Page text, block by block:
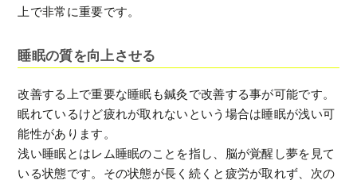
上で非常に重要です。
睡眠の質を向上させる
改善する上で重要な睡眠も鍼灸で改善する事が可能です。
眠れているけど疲れが取れないという場合は睡眠が浅い可
能性があります。
浅い睡眠とはレム睡眠のことを指し、脳が覚醒し夢を見て
いる状態です。その状態が長く続くと疲労が取れず、次の